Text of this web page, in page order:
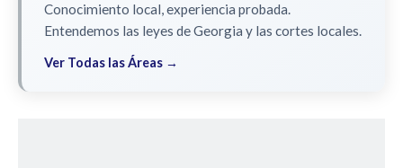
Conocimiento local, experiencia probada.
Entendemos las leyes de Georgia y las cortes locales.
Ver Todas las Áreas →